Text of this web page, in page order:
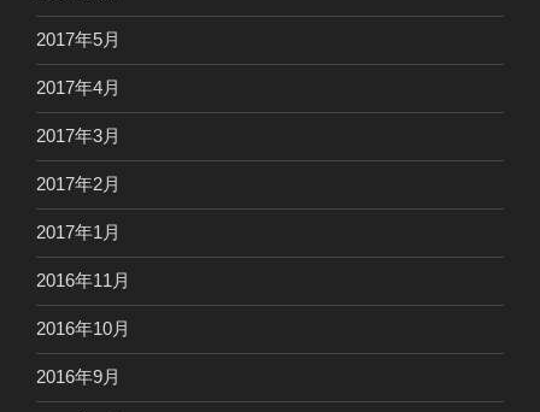
2017年5月
2017年4月
2017年3月
2017年2月
2017年1月
2016年11月
2016年10月
2016年9月